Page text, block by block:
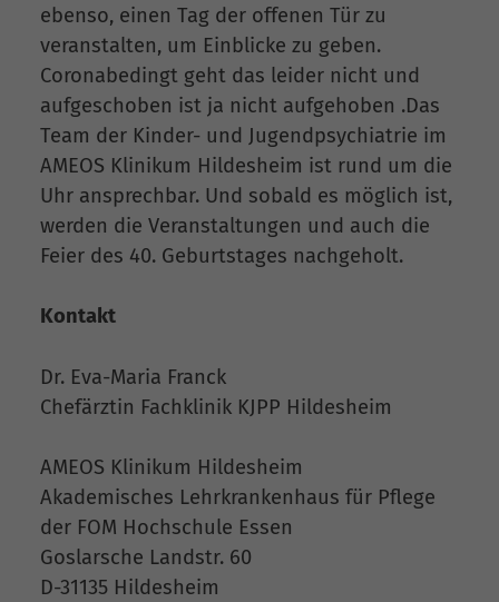
ebenso, einen Tag der offenen Tür zu
veranstalten, um Einblicke zu geben.
Coronabedingt geht das leider nicht und
aufgeschoben ist ja nicht aufgehoben .Das
Team der Kinder- und Jugendpsychiatrie im
AMEOS Klinikum Hildesheim ist rund um die
Uhr ansprechbar. Und sobald es möglich ist,
werden die Veranstaltungen und auch die
Feier des 40. Geburtstages nachgeholt.
Kontakt
Dr. Eva-Maria Franck
Chefärztin Fachklinik KJPP Hildesheim
AMEOS Klinikum Hildesheim
Akademisches Lehrkrankenhaus für Pflege
der FOM Hochschule Essen
Goslarsche Landstr. 60
D-31135 Hildesheim